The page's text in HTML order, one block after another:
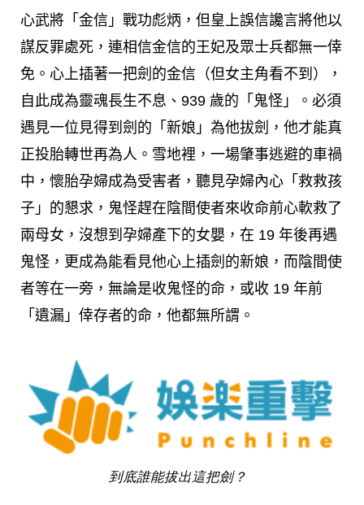
心武將「金信」戰功彪炳，但皇上誤信讒言將他以
謀反罪處死，連相信金信的王妃及眾士兵都無一倖
免。心上插著一把劍的金信（但女主角看不到），
自此成為靈魂長生不息、939 歲的「鬼怪」。必須
遇見一位見得到劍的「新娘」為他拔劍，他才能真
正投胎轉世再為人。雪地裡，一場肇事逃避的車禍
中，懷胎孕婦成為受害者，聽見孕婦內心「救救孩
子」的懇求，鬼怪趕在陰間使者來收命前心軟救了
兩母女，沒想到孕婦產下的女嬰，在 19 年後再遇
鬼怪，更成為能看見他心上插劍的新娘，而陰間使
者等在一旁，無論是收鬼怪的命，或收 19 年前
「遺漏」倖存者的命，他都無所謂。
到底誰能拔出這把劍？